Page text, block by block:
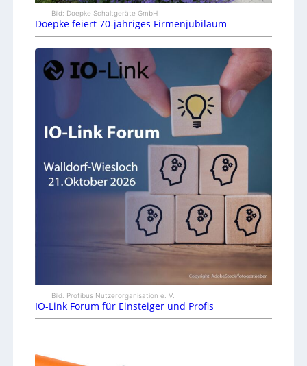
Bild: Doepke Schaltgeräte GmbH
Doepke feiert 70-jähriges Firmenjubiläum
Bild: Profibus Nutzerorganisation e. V.
IO-Link Forum für Einsteiger und Profis